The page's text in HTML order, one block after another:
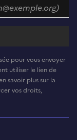
pour vous envoyer
utiliser le lien de
savoir plus sur la
vos droits,